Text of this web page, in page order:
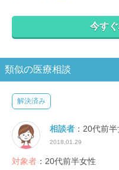
今す
類似の医療相談
解決済み
相談者 ：20代前
2018.01.29
対象者 ：20代前半女性